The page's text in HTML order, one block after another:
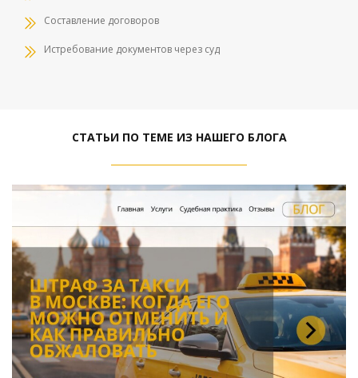
Составление договоров
Истребование документов через суд
СТАТЬИ ПО ТЕМЕ ИЗ НАШЕГО БЛОГА